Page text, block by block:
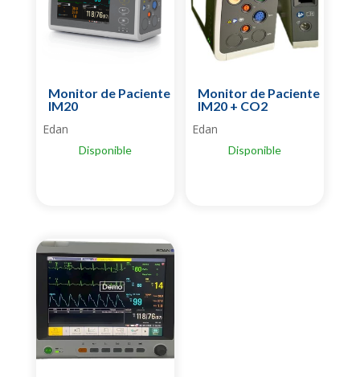
Monitor de Paciente
IM20
Edan
Disponible
Monitor de Paciente
IM20 + CO2
Edan
Disponible